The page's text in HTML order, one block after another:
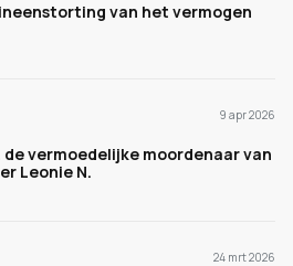
van het vermogen
9 apr 2026
de vermoedelijke moordenaar van
Leonie N.
24 mrt 2026